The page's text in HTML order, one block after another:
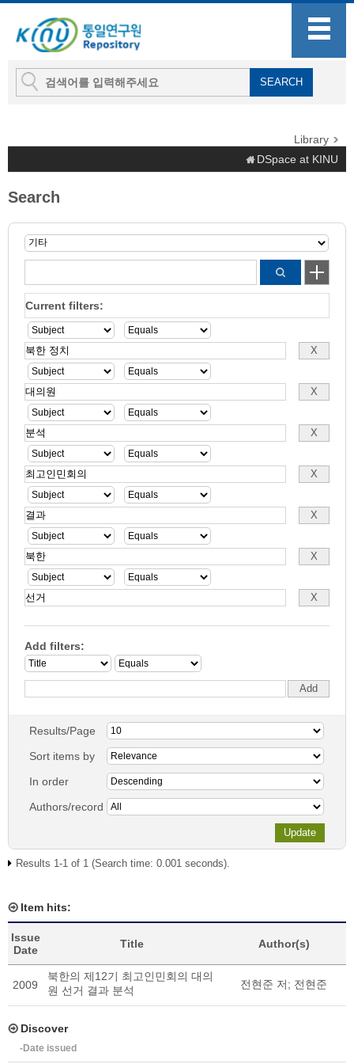
Library
DSpace at KINU
Search
Current filters:
Add filters:
Results/Page
Sort items by
In order
Authors/record
Results 1-1 of 1 (Search time: 0.001 seconds).
Item hits:
Issue
Date
Title Author(s)
2009
북한의 제12기 최고인민회의 대의
원 선거 결과 분석
전현준 저; 전현준
Discover
-Date issued